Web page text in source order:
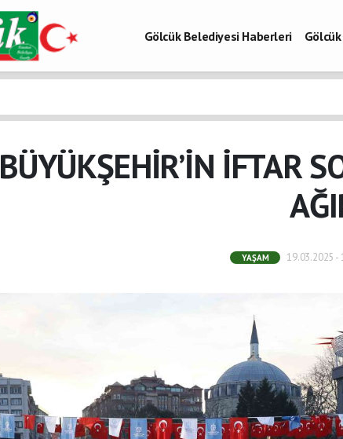
Gölcük Belediyesi Haberleri
BÜYÜKŞEHİR’İN İFTAR
YAŞAM 19.03.2025 -